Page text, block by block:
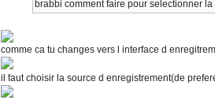
brabbi comment faire pour selectionner
comme ca tu changes vers l interface d
il faut choisir la source d enregistrement(de